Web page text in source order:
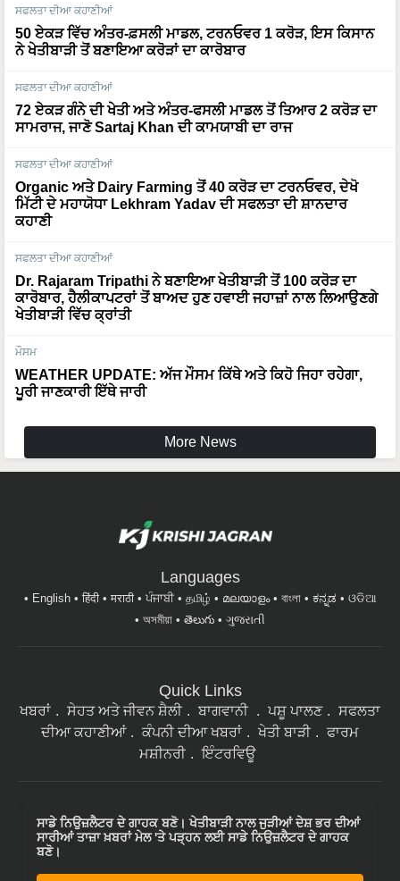
ਸਫਲਤਾ ਦੀਆ ਕਹਾਣੀਆਂ
50 ਏਕੜ ਵਿੱਚ ਅੰਤਰ-ਫ਼ਸਲੀ ਮਾਡਲ, ਟਰਨਓਵਰ 1 ਕਰੋੜ, ਇਸ ਕਿਸਾਨ
ਨੇ ਖੇਤੀਬਾੜੀ ਤੋਂ ਬਣਾਇਆ ਕਰੋੜਾਂ ਦਾ ਕਾਰੋਬਾਰ
ਸਫਲਤਾ ਦੀਆ ਕਹਾਣੀਆਂ
72 ਏਕੜ ਗੰਨੇ ਦੀ ਖੇਤੀ ਅਤੇ ਅੰਤਰ-ਫਸਲੀ ਮਾਡਲ ਤੋਂ ਤਿਆਰ 2 ਕਰੋੜ ਦਾ
ਸਾਮਰਾਜ, ਜਾਣੋ Sartaj Khan ਦੀ ਕਾਮਯਾਬੀ ਦਾ ਰਾਜ
ਸਫਲਤਾ ਦੀਆ ਕਹਾਣੀਆਂ
Organic ਅਤੇ Dairy Farming ਤੋਂ 40 ਕਰੋੜ ਦਾ ਟਰਨਓਵਰ, ਦੇਖੋ
ਮਿੱਟੀ ਦੇ ਮਹਾਯੋਧਾ Lekhram Yadav ਦੀ ਸਫਲਤਾ ਦੀ ਸ਼ਾਨਦਾਰ
ਕਹਾਣੀ
ਸਫਲਤਾ ਦੀਆ ਕਹਾਣੀਆਂ
Dr. Rajaram Tripathi ਨੇ ਬਣਾਇਆ ਖੇਤੀਬਾੜੀ ਤੋਂ 100 ਕਰੋੜ ਦਾ
ਕਾਰੋਬਾਰ, ਹੈਲੀਕਾਪਟਰਾਂ ਤੋਂ ਬਾਅਦ ਹੁਣ ਹਵਾਈ ਜਹਾਜ਼ਾਂ ਨਾਲ ਲਿਆਉਣਗੇ
ਖੇਤੀਬਾੜੀ ਵਿੱਚ ਕ੍ਰਾਂਤੀ
ਮੌਸਮ
WEATHER UPDATE: ਅੱਜ ਮੌਸਮ ਕਿੱਥੇ ਅਤੇ ਕਿਹੋ ਜਿਹਾ ਰਹੇਗਾ,
ਪੂਰੀ ਜਾਣਕਾਰੀ ਇੱਥੇ ਜਾਰੀ
More News
Languages
English हिंदी मराठी ਪੰਜਾਬੀ தமிழ் മലയാളം বাংলা ಕನ್ನಡ
ଓଡିଆ
অসমীয়া
తెలుగు ગુજરાતી
Quick Links
ਖਬਰਾਂ ਸੇਹਤ ਅਤੇ ਜੀਵਨ ਸ਼ੈਲੀ ਬਾਗਵਾਨੀ ਪਸ਼ੂ ਪਾਲਣ
ਸਫਲਤਾ
ਦੀਆ ਕਹਾਣੀਆਂ
ਕੰਪਨੀ ਦੀਆ ਖਬਰਾਂ ਖੇਤੀ ਬਾੜੀ
ਫਾਰਮ
ਮਸ਼ੀਨਰੀ
ਇੰਟਰਵਿਊ
ਸਾਡੇ ਨਿਉਜ਼ਲੈਟਰ ਦੇ ਗਾਹਕ ਬਣੋ। ਖੇਤੀਬਾੜੀ ਨਾਲ ਜੁੜੀਆਂ ਦੇਸ਼ ਭਰ ਦੀਆਂ
ਸਾਰੀਆਂ ਤਾਜ਼ਾ ਖ਼ਬਰਾਂ ਮੇਲ 'ਤੇ ਪੜ੍ਹਨ ਲਈ ਸਾਡੇ ਨਿਉਜ਼ਲੈਟਰ ਦੇ ਗਾਹਕ
ਬਣੋ।